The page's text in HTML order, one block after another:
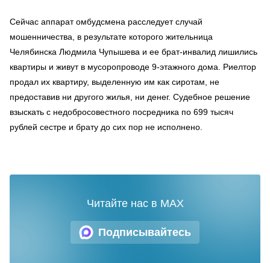
Сейчас аппарат омбудсмена расследует случай
мошенничества, в результате которого жительница
Челябинска Людмила Чупышева и ее брат-инвалид лишились
квартиры и живут в мусоропроводе 9-этажного дома. Риелтор
продал их квартиру, выделенную им как сиротам, не
предоставив ни другого жилья, ни денег. Судебное решение
взыскать с недобросовестного посредника по 699 тысяч
рублей сестре и брату до сих пор не исполнено.
Подписывайтесь
Читайте нас в MAX